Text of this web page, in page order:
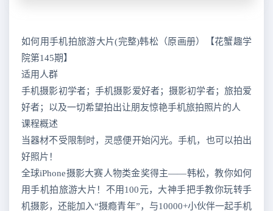
如何用手机拍旅游大片(完整)韩松（原画册）【花蟹趣学
院第145期】
适用人群
手机摄影初学者；手机摄影爱好者；摄影初学者；旅拍爱
好者；以及一切希望拍出让朋友惊艳手机旅拍照片的人
课程概述
当器材不受限制时，灵感便开始闪光。手机，也可以拍出
好照片！
全球iPhone摄影大赛人物类金奖得主——韩松，教你如何
用手机拍旅游大片！不用100元，大神手把手教你玩转手
机摄影，还能加入“摄瘾青年”，与10000+小伙伴一起手机